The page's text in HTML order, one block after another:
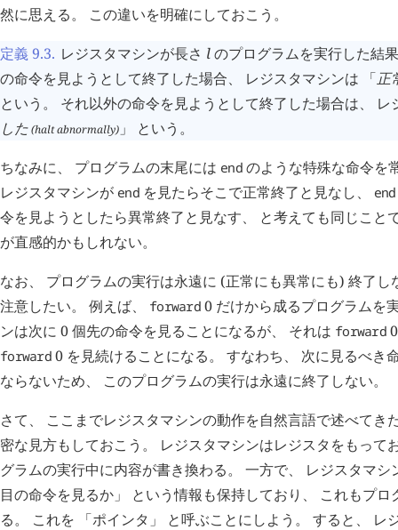
然に思える。 この違いを明確にしておこう。
定義 9.3. レジスタマシンが長さ lのプログラムを実行した結
の命令を見ようとして終了した場合、 レジスタマシンは 「正
という。 それ以外の命令を見ようとして終了した場合は、 レ
した(halt abnormally) 」 という。
ちなみに、 プログラムの末尾には endのような特殊な命令を
レジスタマシンが endを見たらそこで正常終了と見なし、 end
令を見ようとしたら異常終了と見なす、 と考えても同じこと
が直感的かもしれない。
なお、 プログラムの実行は永遠に (正常にも異常にも) 終了
注意したい。 例えば、 forward 0 だけから成るプログラムを
ンは次に 0 個先の命令を見ることになるが、 それは forward 0
forward 0 を見続けることになる。 すなわち、 次に見るべき
ならないため、 このプログラムの実行は永遠に終了しない。
さて、 ここまでレジスタマシンの動作を自然言語で述べてき
密な見方もしておこう。 レジスタマシンはレジスタをもって
グラムの実行中に内容が書き換わる。 一方で、 レジスタマ
目の命令を見るか」 という情報も保持しており、 これもプ
る。 これを 「ポインタ」 と呼ぶことにしよう。 すると、 レ